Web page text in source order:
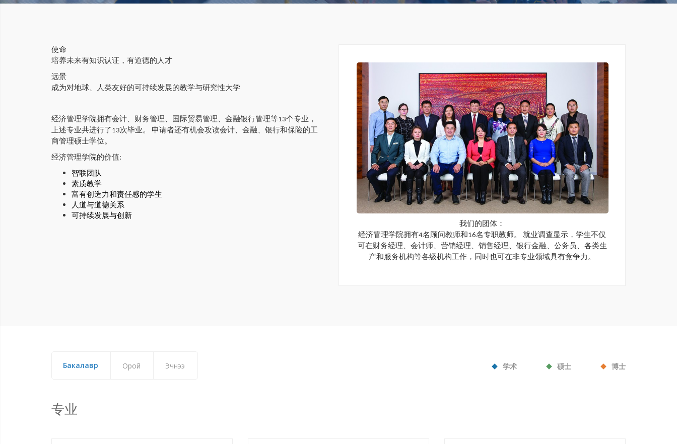
使命
培养未来有知识认证，有道德的人才
远景
成为对地球、人类友好的可持续发展的教学与研究性大学
经济管理学院拥有会计、财务管理、国际贸易管理、金融银行管理等13个专业，
上述专业共进行了13次毕业。 申请者还有机会攻读会计、金融、银行和保险的工
商管理硕士学位。
经济管理学院的价值:
智联团队
素质教学
富有创造力和责任感的学生
人道与道德关系
可持续发展与创新
我们的团体：
经济管理学院拥有4名顾问教师和16名专职教师。 就业调查显示，学生不仅
可在财务经理、会计师、营销经理、销售经理、银行金融、公务员、各类生
产和服务机构等各级机构工作，同时也可在非专业领域具有竞争力。
Бакалавр Орой Эчнээ 学术 硕士 博士
专业